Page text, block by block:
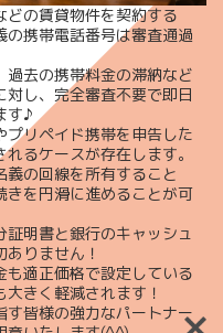
の賃貸物件を契約する
携帯電話番号は審査通過
過去の携帯料金の滞納など
し、完全審査不要で即日
す♪
リペイド携帯を申告した
るケースが存在します。
の回線を所有すること
きを円滑に進めることが可
明書と銀行のキャッシュ
りません！
適正価格で設定している
きく軽減されます！
皆様の強力なパートナー